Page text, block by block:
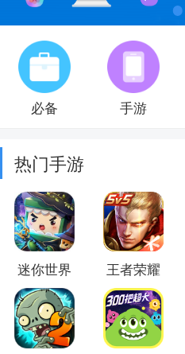
必备 手游
热门手游
迷你世界 王者荣耀